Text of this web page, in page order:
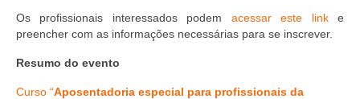
Portarias
Resoluções
Desagravo Público
Os profissionais interessados podem acessar este linke
preencher com as informações necessárias para se inscrever.
Resumo do evento
Curso “Aposentadoria especial para profissionais da